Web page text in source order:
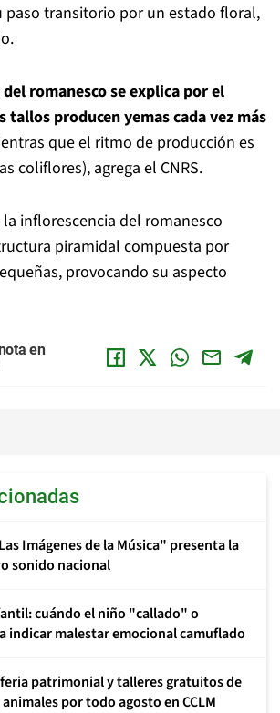
paso transitorio por un estado floral,
romanesco se explica por el
tallos producen yemas cada vez más
que el ritmo de producción es
coliflores), agrega el CNRS.
inflorescencia del romanesco
piramidal compuesta por
provocando su aspecto
en
Imágenes de la Música" presenta la
sonido nacional
cuándo el niño "callado" o
malestar emocional camuflado
feria patrimonial y talleres gratuitos de
por todo agosto en CCLM